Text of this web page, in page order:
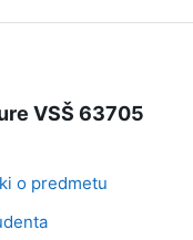
VSŠ 63705
o predmetu
Stran